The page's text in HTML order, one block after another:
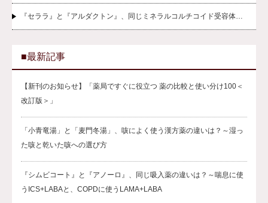
『セララ』と『アルダクトン』、同じミネラルコルチコイド受容体…
■最新記事
【新刊のお知らせ】「薬局ですぐに役立つ 薬の比較と使い分け100＜
改訂版＞」
「小青竜湯」と「麦門冬湯」、咳によく使う漢方薬の違いは？～湿っ
た咳と乾いた咳への選び方
『シムビコート』と『アノーロ』、同じ吸入薬の違いは？～喘息に使
うICS+LABAと、COPDに使うLAMA+LABA